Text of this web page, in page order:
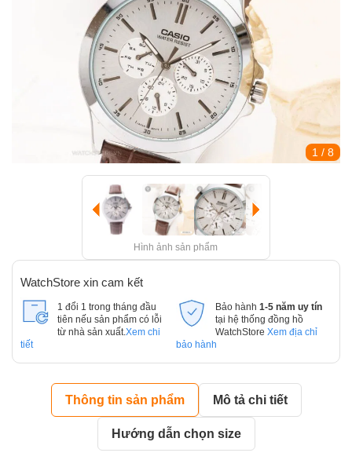
1 / 8
Hình ảnh sản phẩm
WatchStore xin cam kết
1 đổi 1 trong tháng đầu
tiên nếu sản phẩm có lỗi
từ nhà sản xuất. Xem chi
tiết
Bảo hành 1-5 năm uy tín
tại hệ thống đồng hồ
WatchStore Xem địa chỉ
bảo hành
Thông tin sản phẩm Mô tả chi tiết
Hướng dẫn chọn size